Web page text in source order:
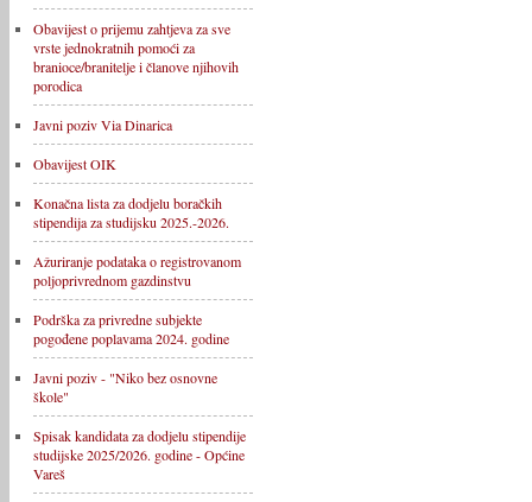
Obavijest o prijemu zahtjeva za sve
vrste jednokratnih pomoći za
branioce/branitelje i članove njihovih
porodica
Javni poziv Via Dinarica
Obavijest OIK
Konačna lista za dodjelu boračkih
stipendija za studijsku 2025.-2026.
Ažuriranje podataka o registrovanom
poljoprivrednom gazdinstvu
Podrška za privredne subjekte
pogođene poplavama 2024. godine
Javni poziv - "Niko bez osnovne
škole"
Spisak kandidata za dodjelu stipendije
studijske 2025/2026. godine - Općine
Vareš